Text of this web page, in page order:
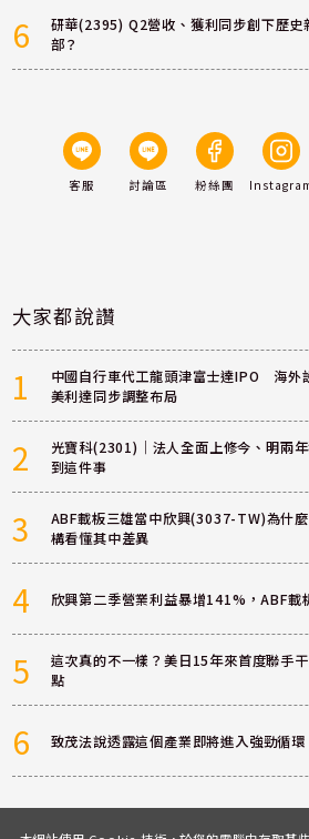
6
研華(2395) Q2營收、獲利同步創下歷史
部？
客服 討論區 粉絲團
大家都說讚
1
中國自行車代工龍頭津富士達IPO 海外
美利達同步調整布局
2
光寶科(2301)｜法人全面上修今、明兩
到這件事
3
ABF載板三雄當中欣興(3037-TW)為什
構看懂其中差異
4 欣興第二季營業利益暴增141%，ABF載
5
這次真的不一樣？美日15年來首度聯手
點
6 致茂法說透露這個產業即將進入強勁循環